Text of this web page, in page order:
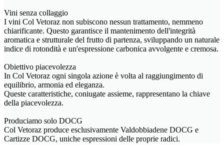
Vini senza collaggio
I vini Col Vetoraz non subiscono nessun trattamento, nemmeno
chiarificante. Questo garantisce il mantenimento dell'integrità
aromatica e strutturale del frutto di partenza, sviluppando un naturale
indice di rotondità e un'espressione carbonica avvolgente e cremosa.
Obiettivo piacevolezza
In Col Vetoraz ogni singola azione è volta al raggiungimento di
equilibrio, armonia ed eleganza.
Queste caratteristiche, coniugate assieme, rappresentano la chiave
della piacevolezza.
Produciamo solo DOCG
Col Vetoraz produce esclusivamente Valdobbiadene DOCG e
Cartizze DOCG, uniche espressioni delle proprie radici.